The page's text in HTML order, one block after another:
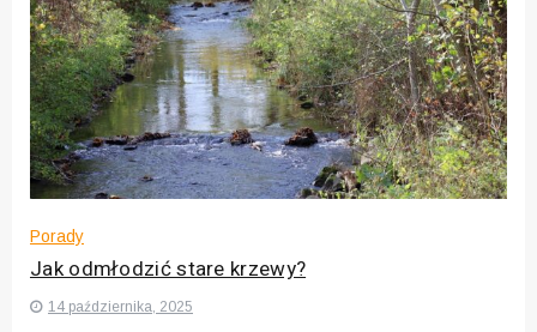
Porady
Jak odmłodzić stare krzewy?
14 października, 2025